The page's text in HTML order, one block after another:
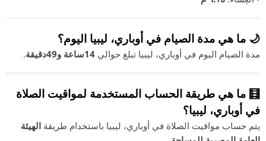
🌙 ما هي مدة الصيام في أوباري، ليبيا اليوم؟
مدة الصيام اليوم في أوباري، ليبيا تبلغ حوالي 14ساعة و49دقيقة .
🧮 ما هي طريقة الحساب المستخدمة لمواقيت الصلاة
في أوباري، ليبيا؟
يتم حساب مواقيت الصلاة في أوباري، ليبيا باستخدام طريقة الهيئة